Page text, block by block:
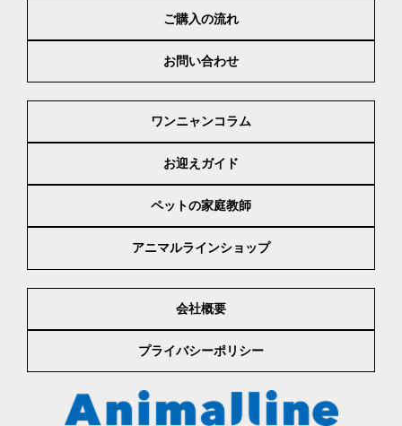
ご購入の流れ
お問い合わせ
ワンニャンコラム
お迎えガイド
ペットの家庭教師
アニマルラインショップ
会社概要
プライバシーポリシー